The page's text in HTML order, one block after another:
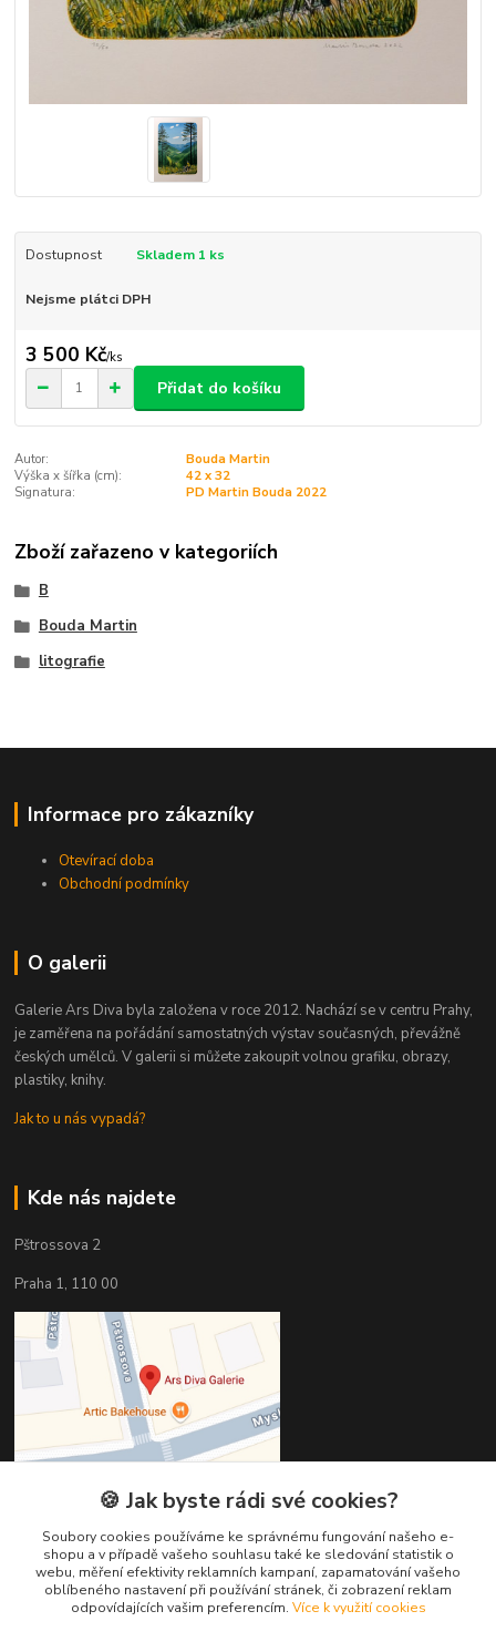
Dostupnost Skladem 1 ks
Nejsme plátci DPH
3 500 Kč/ks
Přidat do košíku
Autor:
Bouda Martin
Výška x šířka (cm):
42 x 32
Signatura:
PD Martin Bouda 2022
Zboží zařazeno v kategoriích
B
Bouda Martin
litografie
Informace pro zákazníky
Otevírací doba
Obchodní podmínky
O galerii
Galerie Ars Diva byla založena v roce 2012. Nachází se v centru Prahy,
je zaměřena na pořádání samostatných výstav současných, převážně
českých umělců. V galerii si můžete zakoupit volnou grafiku, obrazy,
plastiky, knihy.
Jak to u nás vypadá?
Kde nás najdete
Pštrossova 2
Praha 1, 110 00
Kontakty
🍪 Jak byste rádi své cookies?
Soubory cookies používáme ke správnému fungování našeho e-
shopu a v případě vašeho souhlasu také ke sledování statistik o
webu, měření efektivity reklamních kampaní, zapamatování vašeho
oblíbeného nastavení při používání stránek, či zobrazení reklam
odpovídajících vašim preferencím. Více k využití cookies